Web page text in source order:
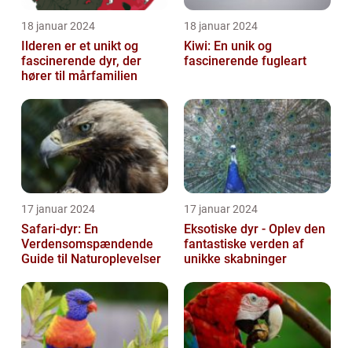
18 januar 2024
Ilderen er et unikt og
fascinerende dyr, der
hører til mårfamilien
18 januar 2024
Kiwi: En unik og
fascinerende fugleart
17 januar 2024
Safari-dyr: En
Verdensomspændende
Guide til Naturoplevelser
17 januar 2024
Eksotiske dyr - Oplev den
fantastiske verden af
unikke skabninger